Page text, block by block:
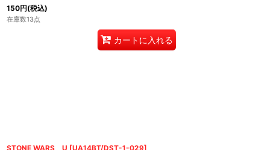
150円(税込)
在庫数13点
カートに入れる
STONE WARS U [UA14BT/DST-1-029]